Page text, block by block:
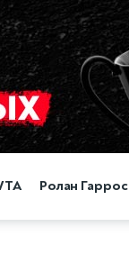
Ролан Гаррос